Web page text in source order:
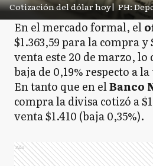
Cotización del dólar hoy| PH:
En el mercado formal, el
$1.363,59 para la compra y
venta este 20 de marzo,
baja de 0,19% respecto a
En tanto que en elBanco
compra la divisa cotizó a
venta $1.410 (baja 0,35%).
Ads